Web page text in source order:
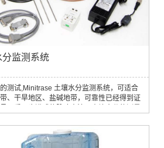
分监测系统
测试,Minitrase 土壤水分监测系统，可适合
、干旱地区、盐碱地带，可靠性已经得到证
，附有应用实例介绍。